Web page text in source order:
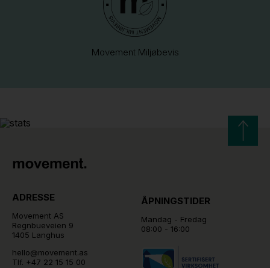
Movement Miljøbevis
ADRESSE
Movement AS
Regnbueveien 9
1405 Langhus
hello@movement.as
Tlf. +47 22 15 15 00
ÅPNINGSTIDER
Mandag - Fredag
08:00 - 16:00